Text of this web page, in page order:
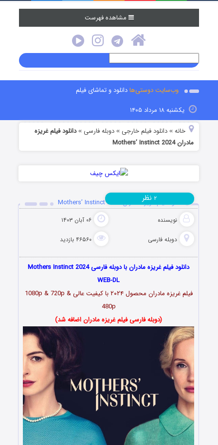
مشاهده فهرست
وب‌سایت دوستی‌هادانلود و تماشای فیلم
یکشنبه ۱۸ مرداد ۱۴۰۵
خانه »دانلود فیلم خارجی »دوبله فارسی »دانلود فیلم غریزه
مادران Mothers’ Instinct 2024
دانلود فیلم غریزه مادران Mothers’ Instinct 2024
نویسنده ۰۶ آبان ۱۴۰۳
دوبله فارسی ۴۶۵۶۰ بازدید
۲ نظر
دانلود فیلم غریزه مادران با دوبله فارسی Mothers Instinct 2024
WEB-DL
فیلم غریزه مادران محصول ۲۰۲۴ با کیفیت عالی 1080p & 720p &
480p
(دوبله فارسی فیلم غریزه مادران اضافه شد)